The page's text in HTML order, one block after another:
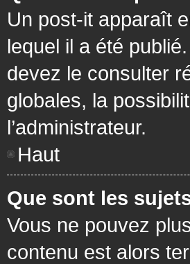
Un post-it apparaît
lequel il a été
devez le consulter
globales, la
l’administrateur.
Haut
Que sont les
Vous ne pouvez
contenu est alors